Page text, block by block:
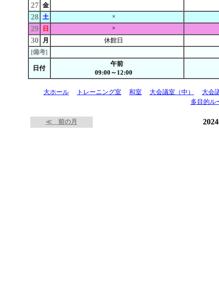
27 金
28 土 ×
29 日 ×
30 月
休館日
[備考]
日付
午前
09:00～12:00
大ホール トレーニング室 和室 大会議室（中）
大会
多目的ル
≪ 前の月